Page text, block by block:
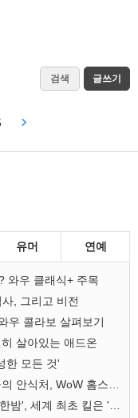
검색 글쓰기
유머 연예
와우 클래식+ 주목
, 그리고 비전
우 콜라보 살펴보기
살아있는 애드온
한 모든 것'